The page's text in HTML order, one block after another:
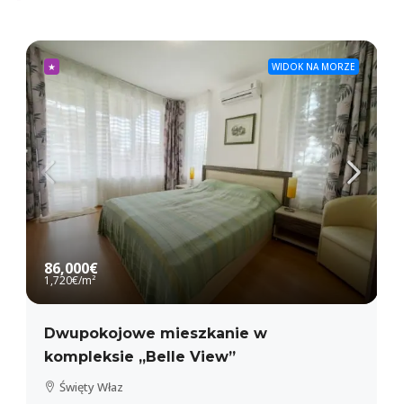
★ WIDOK NA MORZE
86,000€
1,720€/m²
Dwupokojowe mieszkanie w
kompleksie „Belle View”
Święty Właz